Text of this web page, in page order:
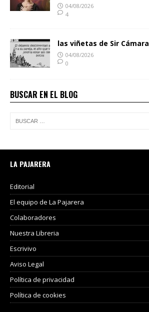
04/08/2026
4
las viñetas de Sir Cámara
04/08/2026
0
BUSCAR EN EL BLOG
LA PAJARERA
Editorial
El equipo de La Pajarera
Colaboradores
Nuestra Libreria
Escrivivo
Aviso Legal
Política de privacidad
Política de cookies